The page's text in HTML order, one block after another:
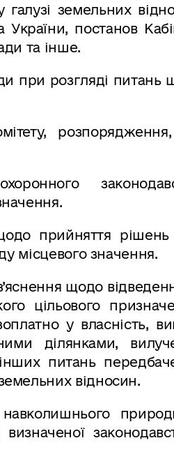
земельних
постанов
та інше.
при розгляді питань
прийняття
місцевого значення.
щодо
цільового
у власність,
ділянками,
питань
відносин.